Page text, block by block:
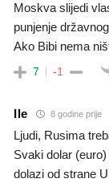
Moskva slijedi
punjenje
Ako Bibi nema
7 -1
Ile 8 godine prije
Ljudi, Rusima
Svaki dolar
dolazi od strane